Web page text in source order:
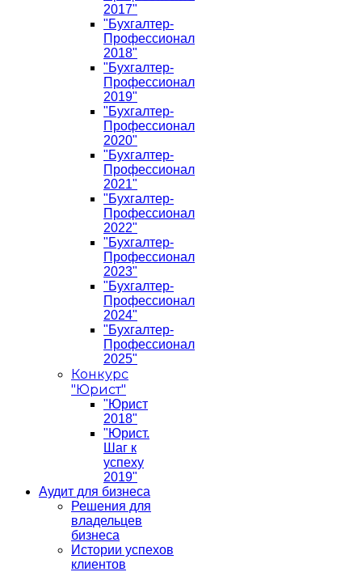
2017"
"Бухгалтер-
Профессионал
2018"
"Бухгалтер-
Профессионал
2019"
"Бухгалтер-
Профессионал
2020"
"Бухгалтер-
Профессионал
2021"
"Бухгалтер-
Профессионал
2022"
"Бухгалтер-
Профессионал
2023"
"Бухгалтер-
Профессионал
2024"
"Бухгалтер-
Профессионал
2025"
Конкурс
"Юрист"
"Юрист
2018"
"Юрист.
Шаг к
успеху
2019"
Аудит для бизнеса
Решения для
владельцев
бизнеса
Истории успехов
клиентов